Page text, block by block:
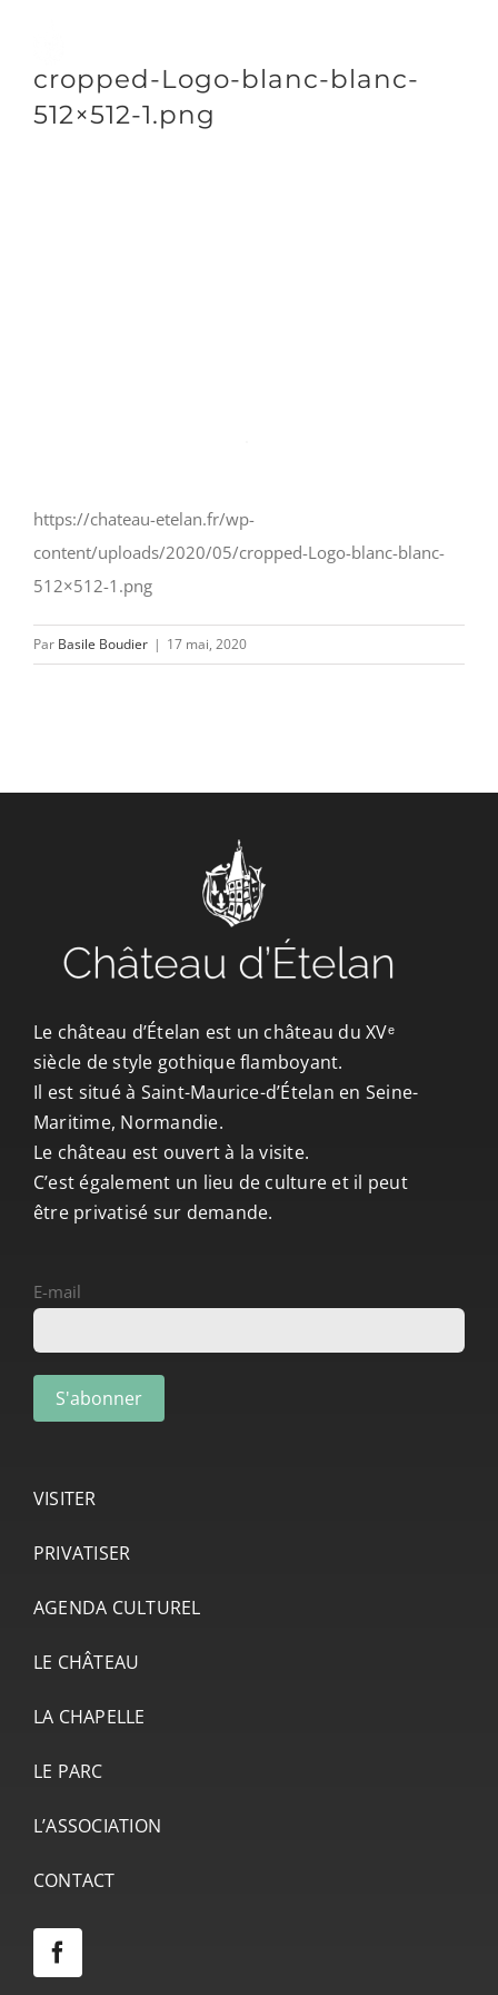
contenucropped-Logo-blanc-blanc-
512×512-1.png
https://chateau-etelan.fr/wp-
content/uploads/2020/05/cropped-Logo-blanc-blanc-
512×512-1.png
Par Basile Boudier | 17 mai, 2020
Le château d’Ételan est un château du XVᵉ
siècle de style gothique flamboyant.
Il est situé à Saint-Maurice-d’Ételan en Seine-
Maritime, Normandie.
Le château est ouvert à la visite.
C’est également un lieu de culture et il peut
être privatisé sur demande.
E-mail
VISITER
PRIVATISER
AGENDA CULTUREL
LE CHÂTEAU
LA CHAPELLE
LE PARC
L’ASSOCIATION
CONTACT